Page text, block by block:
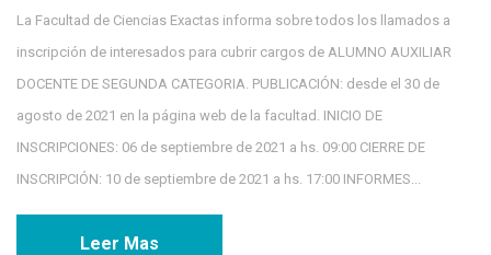
La Facultad de Ciencias Exactas informa sobre todos los llamados a
inscripción de interesados para cubrir cargos de ALUMNO AUXILIAR
DOCENTE DE SEGUNDA CATEGORIA. PUBLICACIÓN: desde el 30 de
agosto de 2021 en la página web de la facultad. INICIO DE
INSCRIPCIONES: 06 de septiembre de 2021 a hs. 09:00 CIERRE DE
INSCRIPCIÓN: 10 de septiembre de 2021 a hs. 17:00 INFORMES...
Leer Mas